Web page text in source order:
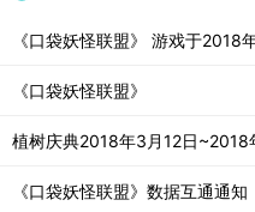
《口袋妖怪联盟》 游戏于2018
《口袋妖怪联盟》
植树庆典2018年3月12日~2018
《口袋妖怪联盟》数据互通通知